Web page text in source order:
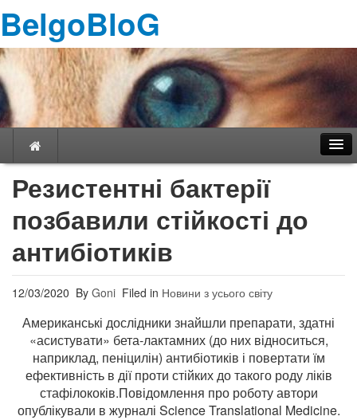
BelgoBloG
Навігація
Резистентні бактерії
позбавили стійкості до
антибіотиків
12/03/2020 By Goni Filed in Новини з усього світу
Американські дослідники знайшли препарати, здатні
«асистувати» бета-лактамних (до них відноситься,
наприклад, пеніцилін) антибіотиків і повертати їм
ефективність в дії проти стійких до такого роду ліків
стафілококів.Повідомлення про роботу автори
опублікували в журналі Science Translational Medicine.